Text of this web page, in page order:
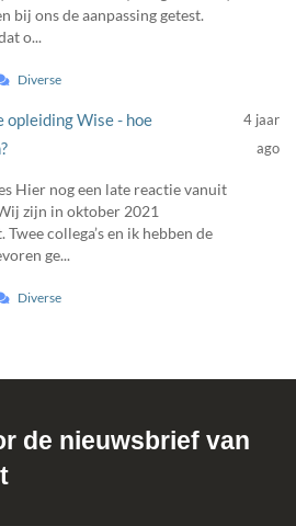
bij ons de aanpassing getest.
o...
Diverse
opleiding Wise - hoe
Hier nog een late reactie vanuit
zijn in oktober 2021
Twee collega’s en ik hebben de
ge...
4 jaar
ago
Diverse
de nieuwsbrief van